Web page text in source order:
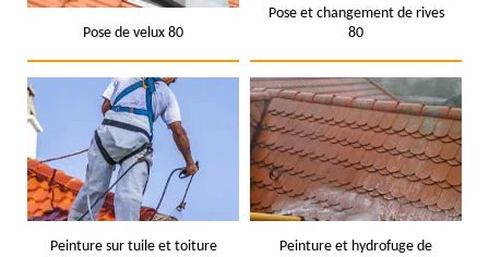
Pose de velux 80
Pose et changement de rives
80
Peinture sur tuile et toiture
Peinture et hydrofuge de